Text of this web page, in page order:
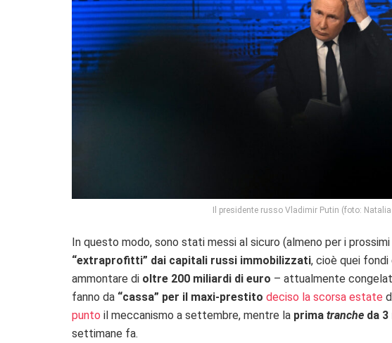
Il presidente russo Vladimir Putin (foto:
In questo modo, sono stati messi al sicuro (almeno per i
“extraprofitti” dai capitali russi immobilizzati, cioè quei
ammontare di oltre 200 miliardi di euro – attualmente
fanno da “cassa” per il maxi-prestito deciso la scorsa estate
punto il meccanismo a settembre, mentre la prima tranche da
settimane fa.